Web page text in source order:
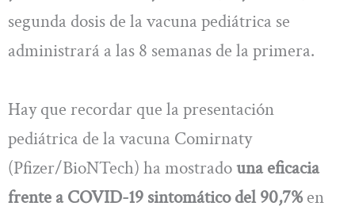
segunda dosis de la vacuna pediátrica se
administrará a las 8 semanas de la primera.
Hay que recordar que la presentación
pediátrica de la vacuna Comirnaty
(Pfizer/BioNTech) ha mostradouna eficacia
frente a COVID-19 sintomático del 90,7% en